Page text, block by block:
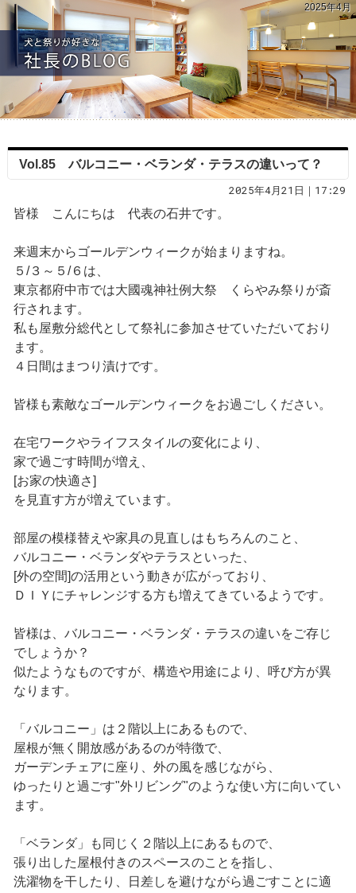
2025年4月
Vol.85 バルコニー・ベランダ・テラスの違いって？
2025年4月21日｜17:29
皆様 こんにちは 代表の石井です。
来週末からゴールデンウィークが始まりますね。
５/３～５/６は、
東京都府中市では大國魂神社例大祭 くらやみ祭りが斎
行されます。
私も屋敷分総代として祭礼に参加させていただいており
ます。
４日間はまつり漬けです。
皆様も素敵なゴールデンウィークをお過ごしください。
在宅ワークやライフスタイルの変化により、
家で過ごす時間が増え、
[お家の快適さ]
を見直す方が増えています。
部屋の模様替えや家具の見直しはもちろんのこと、
バルコニー・ベランダやテラスといった、
[外の空間]の活用という動きが広がっており、
ＤＩＹにチャレンジする方も増えてきているようです。
皆様は、バルコニー・ベランダ・テラスの違いをご存じ
でしょうか？
似たようなものですが、構造や用途により、呼び方が異
なります。
「バルコニー」は２階以上にあるもので、
屋根が無く開放感があるのが特徴で、
ガーデンチェアに座り、外の風を感じながら、
ゆったりと過ごす"外リビング"のような使い方に向いてい
ます。
「ベランダ」も同じく２階以上にあるもので、
張り出した屋根付きのスペースのことを指し、
洗濯物を干したり、日差しを避けながら過ごすことに適